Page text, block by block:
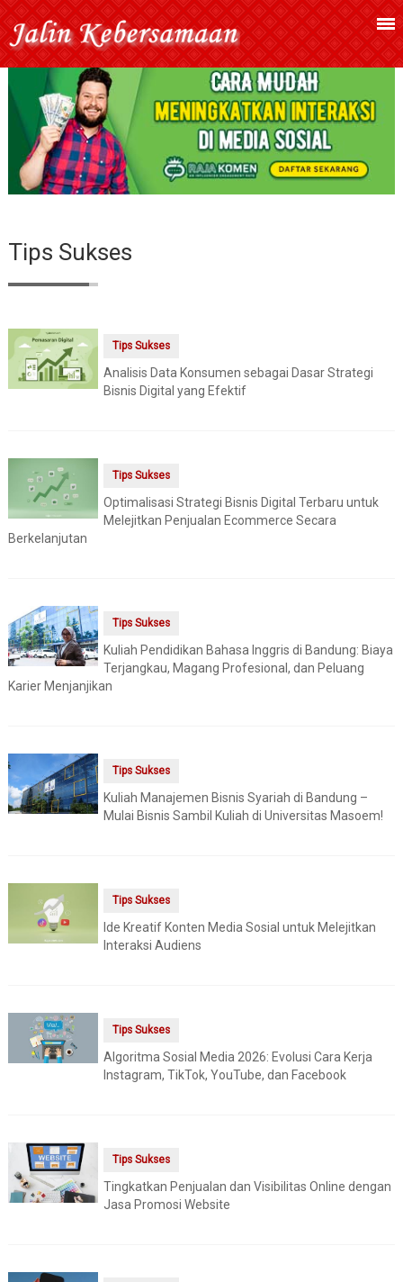
Tips Sukses
Tips Sukses
Analisis Data Konsumen sebagai Dasar Strategi
Bisnis Digital yang Efektif
Tips Sukses
Optimalisasi Strategi Bisnis Digital Terbaru untuk
Melejitkan Penjualan Ecommerce Secara
Berkelanjutan
Tips Sukses
Kuliah Pendidikan Bahasa Inggris di Bandung: Biaya
Terjangkau, Magang Profesional, dan Peluang
Karier Menjanjikan
Tips Sukses
Kuliah Manajemen Bisnis Syariah di Bandung –
Mulai Bisnis Sambil Kuliah di Universitas Masoem!
Tips Sukses
Ide Kreatif Konten Media Sosial untuk Melejitkan
Interaksi Audiens
Tips Sukses
Algoritma Sosial Media 2026: Evolusi Cara Kerja
Instagram, TikTok, YouTube, dan Facebook
Tips Sukses
Tingkatkan Penjualan dan Visibilitas Online dengan
Jasa Promosi Website